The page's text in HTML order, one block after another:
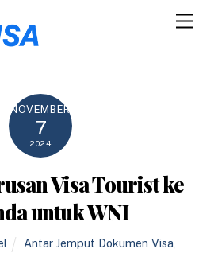
NOVEMBER
7
2024
Visa Tourist ke
untuk WNI
Antar Jemput Dokumen Visa